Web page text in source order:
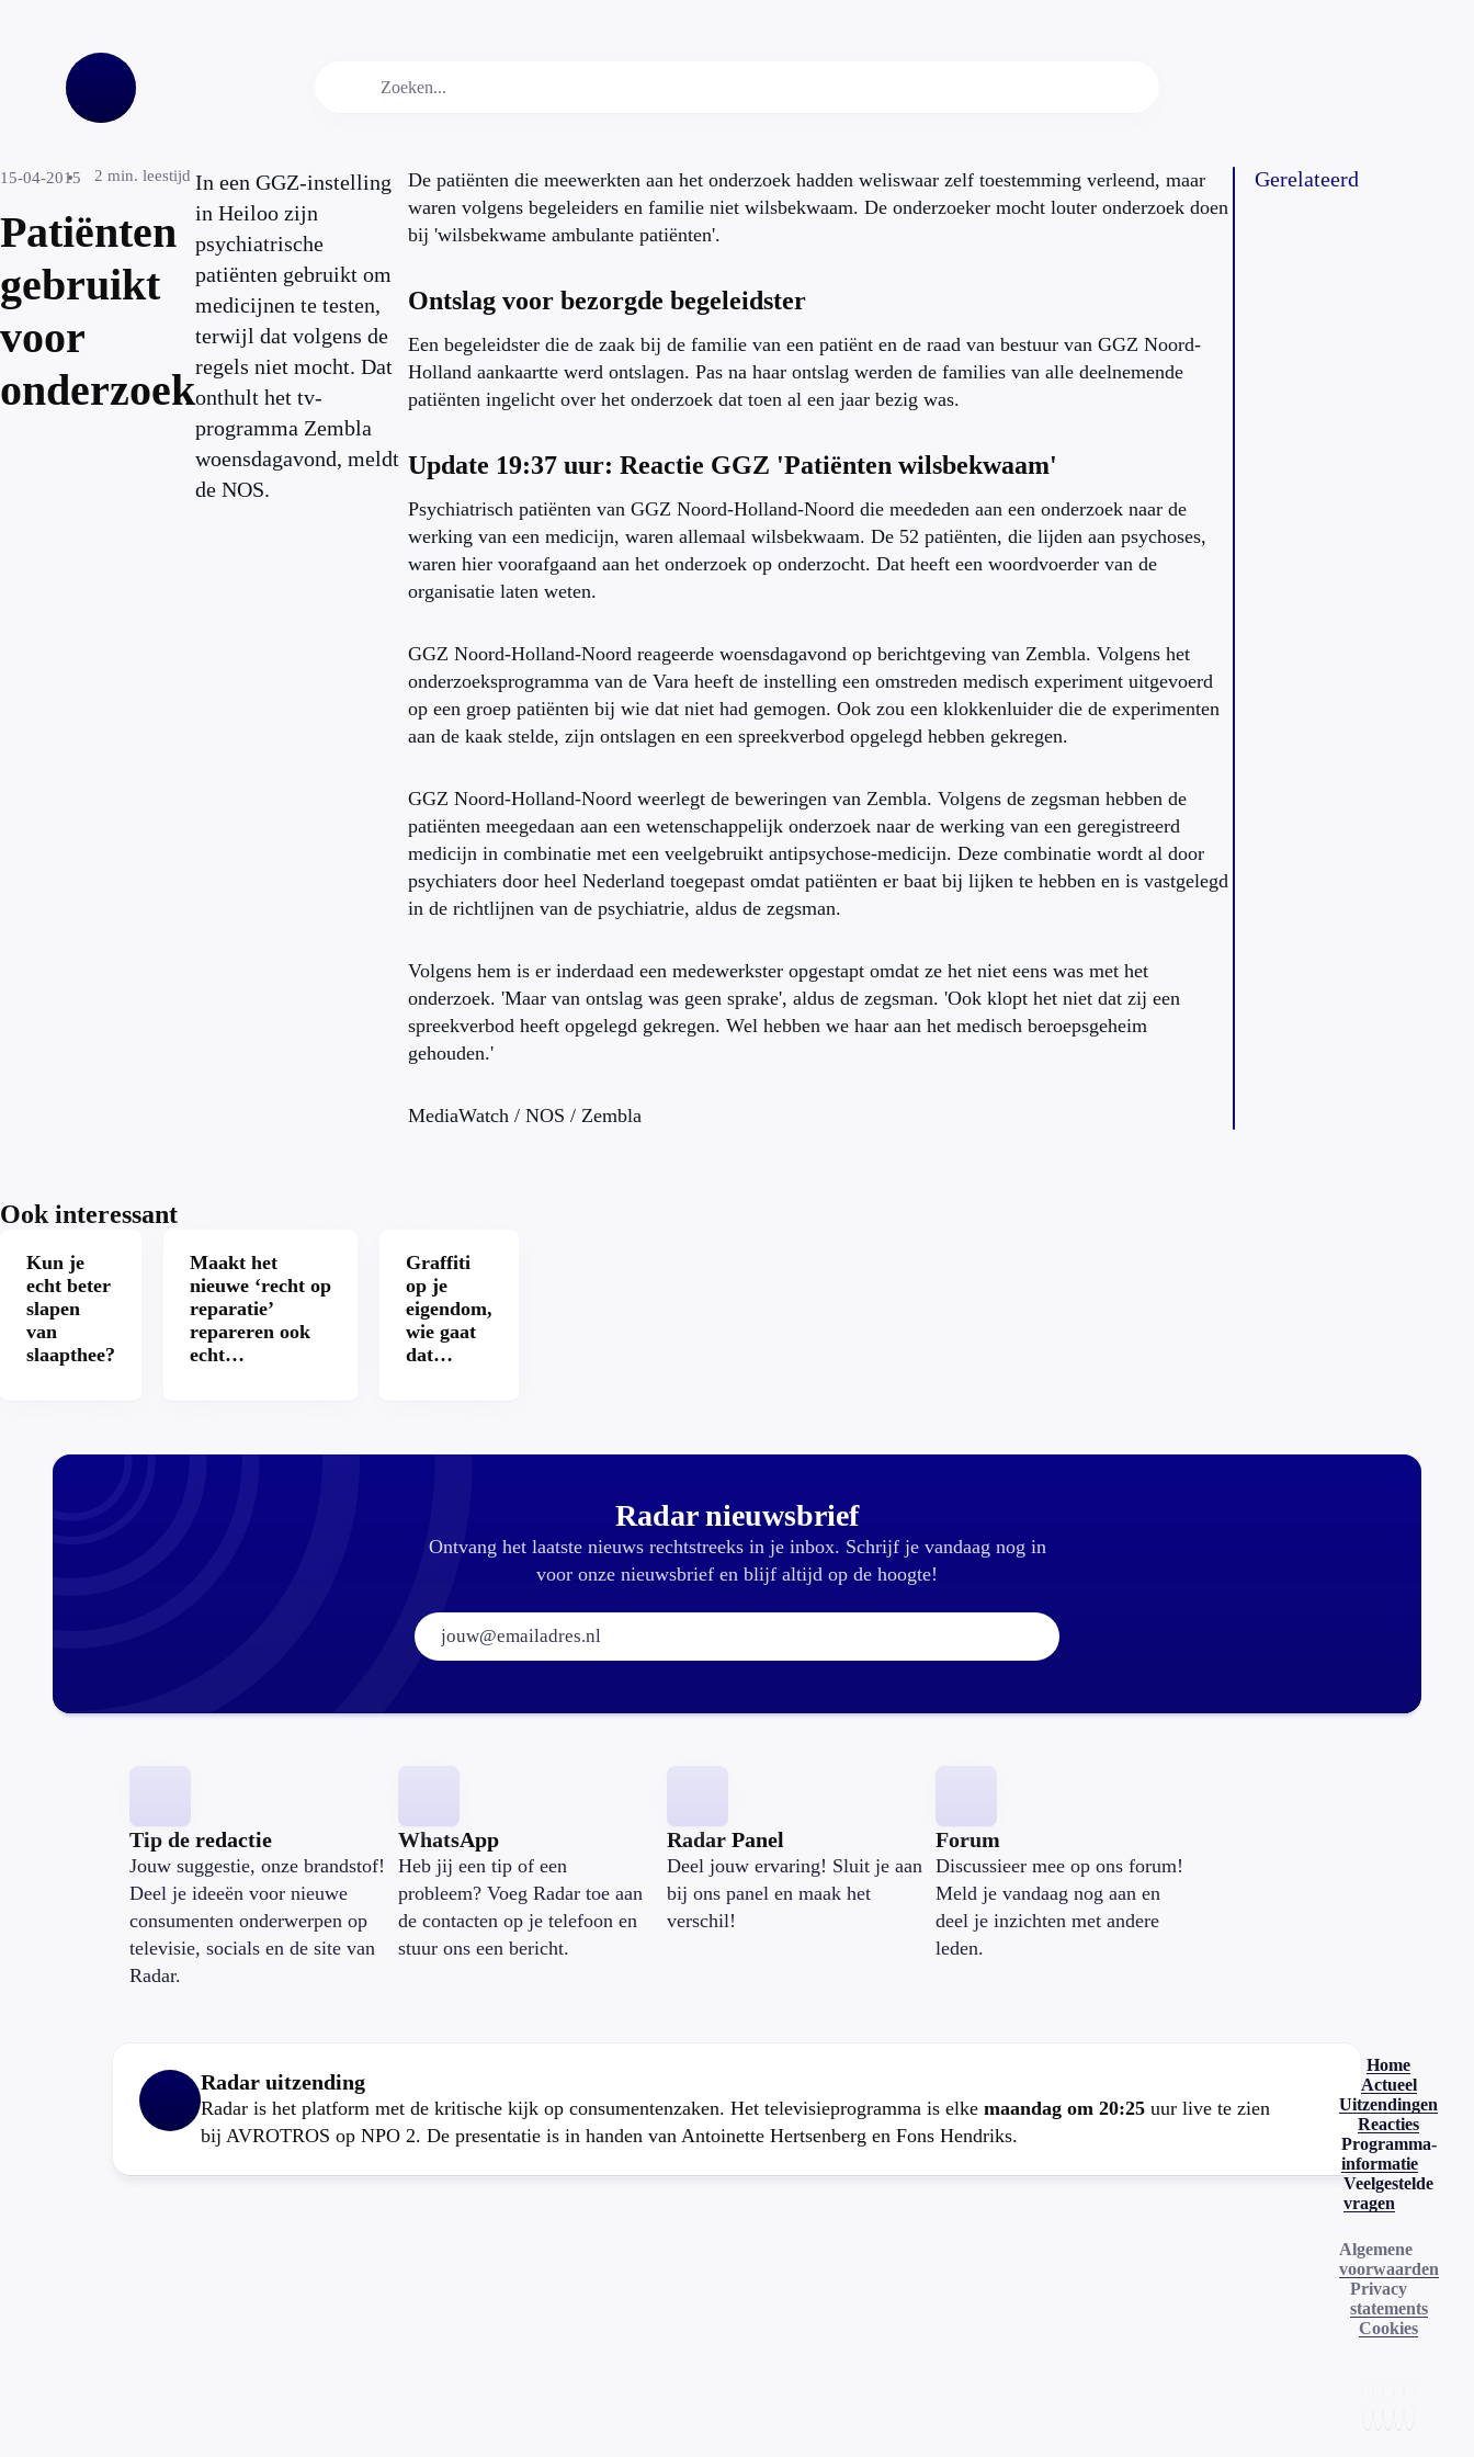
15-04-2015 2 min. leestijd
Patiënten
gebruikt
voor
onderzoek
In een GGZ-instelling
in Heiloo zijn
psychiatrische
patiënten gebruikt om
medicijnen te testen,
terwijl dat volgens de
regels niet mocht. Dat
onthult het tv-
programma Zembla
woensdagavond, meldt
de NOS.
De patiënten die meewerkten aan het onderzoek hadden weliswaar zelf toestemming verleend, maar
waren volgens begeleiders en familie niet wilsbekwaam. De onderzoeker mocht louter onderzoek doen
bij 'wilsbekwame ambulante patiënten'.
Ontslag voor bezorgde begeleidster
Een begeleidster die de zaak bij de familie van een patiënt en de raad van bestuur van GGZ Noord-
Holland aankaartte werd ontslagen. Pas na haar ontslag werden de families van alle deelnemende
patiënten ingelicht over het onderzoek dat toen al een jaar bezig was.
Update 19:37 uur: Reactie GGZ 'Patiënten wilsbekwaam'
Psychiatrisch patiënten van GGZ Noord-Holland-Noord die meededen aan een onderzoek naar de
werking van een medicijn, waren allemaal wilsbekwaam. De 52 patiënten, die lijden aan psychoses,
waren hier voorafgaand aan het onderzoek op onderzocht. Dat heeft een woordvoerder van de
organisatie laten weten.
GGZ Noord-Holland-Noord reageerde woensdagavond op berichtgeving van Zembla. Volgens het
onderzoeksprogramma van de Vara heeft de instelling een omstreden medisch experiment uitgevoerd
op een groep patiënten bij wie dat niet had gemogen. Ook zou een klokkenluider die de experimenten
aan de kaak stelde, zijn ontslagen en een spreekverbod opgelegd hebben gekregen.
GGZ Noord-Holland-Noord weerlegt de beweringen van Zembla. Volgens de zegsman hebben de
patiënten meegedaan aan een wetenschappelijk onderzoek naar de werking van een geregistreerd
medicijn in combinatie met een veelgebruikt antipsychose-medicijn. Deze combinatie wordt al door
psychiaters door heel Nederland toegepast omdat patiënten er baat bij lijken te hebben en is vastgelegd
in de richtlijnen van de psychiatrie, aldus de zegsman.
Volgens hem is er inderdaad een medewerkster opgestapt omdat ze het niet eens was met het
onderzoek. 'Maar van ontslag was geen sprake', aldus de zegsman. 'Ook klopt het niet dat zij een
spreekverbod heeft opgelegd gekregen. Wel hebben we haar aan het medisch beroepsgeheim
gehouden.'
MediaWatch / NOS / Zembla
Gerelateerd
Ook interessant
Kun je
echt beter
slapen
van
slaapthee?
Maakt het
nieuwe ‘recht op
reparatie’
repareren ook
echt
Graffiti
op je
eigendom,
wie gaat
dat
Radar nieuwsbrief
Ontvang het laatste nieuws rechtstreeks in je inbox. Schrijf je vandaag nog in
voor onze nieuwsbrief en blijf altijd op de hoogte!
E-mailadres:
Tip de redactie
Jouw suggestie, onze brandstof!
Deel je ideeën voor nieuwe
consumenten onderwerpen op
televisie, socials en de site van
Radar.
WhatsApp
Heb jij een tip of een
probleem? Voeg Radar toe aan
de contacten op je telefoon en
stuur ons een bericht.
Radar Panel
Deel jouw ervaring! Sluit je aan
bij ons panel en maak het
verschil!
Forum
Discussieer mee op ons forum!
Meld je vandaag nog aan en
deel je inzichten met andere
leden.
Radar uitzending
Radar is het platform met de kritische kijk op consumentenzaken. Het televisieprogramma is elke maandag om 20:25 uur live te zien
bij AVROTROS op NPO 2. De presentatie is in handen van Antoinette Hertsenberg en Fons Hendriks.
Home
Actueel
Uitzendingen
Reacties
Programma-
informatie
Veelgestelde
vragen
Algemene
voorwaarden
Privacy
statements
Cookies